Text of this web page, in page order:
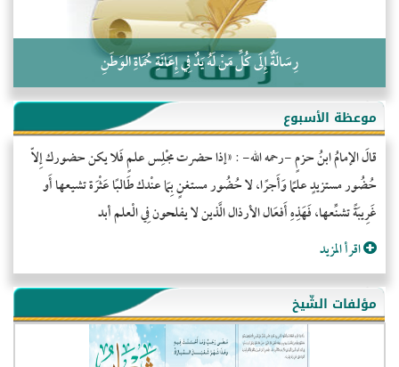
رِسَالَةٌ إِلَى كُلِّ مَنْ لَهُ يَدٌ فِي إِعَانَةِ حُمَاةِ الوَطَنِ
موعظة الأسبوع
قالَ الإمامُ ابنُ حزمٍ -رحمه الله- : «إذا حضرت مجْلِس علمٍ فَلا يكن حضورك إِلاّ
حُضُور مستزيدٍ علمًا وَأَجرًا، لا حُضُور مستغنٍ بِمَا عنْدك طَالبًا عَثْرَة تشيعها أَو
غَرِيبَةً تشنِّعها، فَهَذِهِ أَفعَال الأرذال الَّذين لا يفلحون فِي الْعلم أبد
اقرأ المزيد
مؤلفات الشّيخ